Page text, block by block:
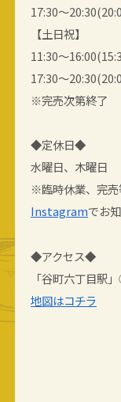
17:30～
【土日祝】
11:30～
17:30～
※完売次第終了
◆定休日◆
水曜日、木曜日
※臨時休業、完
Instagramでお
◆アクセス◆
「谷町六丁目駅
地図はコチラ